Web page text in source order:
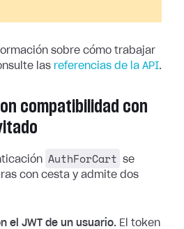
sobre cómo trabajar
las referencias de la API.
compatibilidad con
AuthForCart
se
con cesta y admite dos
el JWT de un usuario. El token